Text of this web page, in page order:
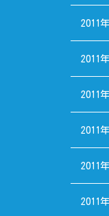
2011
2011
2011
2011
2011
2011